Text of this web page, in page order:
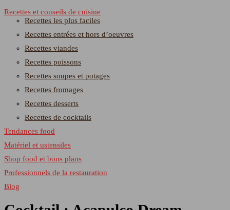
Recettes et conseils de cuisine
Recettes les plus faciles
Recettes entrées et hors d’oeuvres
Recettes viandes
Recettes poissons
Recettes soupes et potages
Recettes fromages
Recettes desserts
Recettes de cocktails
Tendances food
Matériel et ustensiles
Shop food et bons plans
Professionnels de la restauration
Blog